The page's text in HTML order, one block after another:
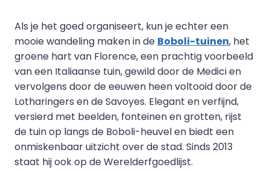
Als je het goed organiseert, kun je echter een
mooie wandeling maken in de Boboli-tuinen, het
groene hart van Florence, een prachtig voorbeeld
van een Italiaanse tuin, gewild door de Medici en
vervolgens door de eeuwen heen voltooid door de
Lotharingers en de Savoyes. Elegant en verfijnd,
versierd met beelden, fonteinen en grotten, rijst
de tuin op langs de Boboli-heuvel en biedt een
onmiskenbaar uitzicht over de stad. Sinds 2013
staat hij ook op de Werelderfgoedlijst.